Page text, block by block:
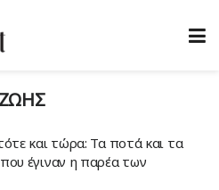
και τώρα: Τα ποτά και τα
έγιναν η παρέα των